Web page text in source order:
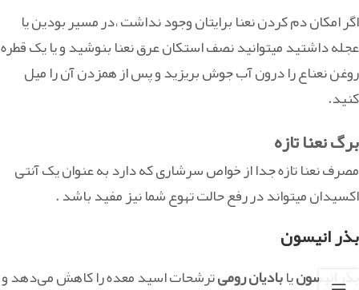
اگر امکان دم کردن نعنا برایتان وجود نداشت ،در مسیر بودین یا
عجله داشتید میتوانید نصف استکان عرق نعنا بنوشید و یا یک قطره
روغن نعناع را درون آب جوش بریزید و پس از همزدن آن را میل
کنید.
برگ نعنا تازه
مصرف نعنا تازه جدا از خواص سرشاری که دارد به عنوان یک آنتی
اکسیدان میتواند در رفع حالت تهوع شما نیز مفید باشد .
بذر انیسون
بذر انیسونیابادیان رومیترشحات اسید معده را کاهش می‌دهد و